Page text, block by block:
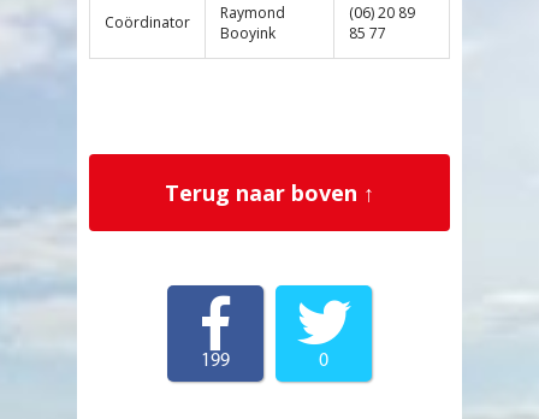
Coördinator
Raymond
Booyink
(06) 20 89
85 77
Terug naar boven ↑
199 0